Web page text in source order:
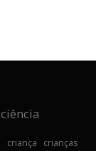
ciência
criança crianças